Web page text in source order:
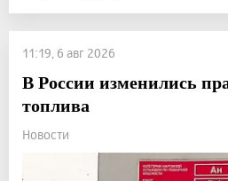
11:19, 6 авг 2026
В России изменились
топлива
Новости